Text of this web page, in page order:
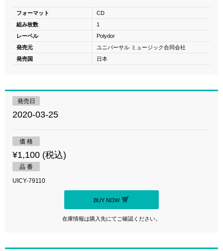
フォーマット
CD
組み枚数
1
レーベル
Polydor
発売元
ユニバーサル ミュージック合同会社
発売国
日本
発売日
2020-03-25
価 格
¥1,100 (税込)
品 番
UICY-79110
BUY NOW
在庫情報は購入先にてご確認ください。